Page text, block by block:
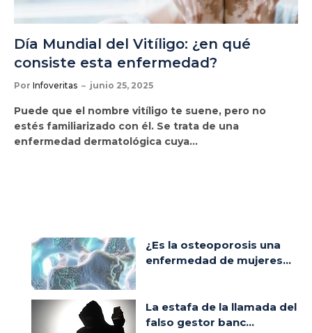
Día Mundial del Vitíligo: ¿en qué
consiste esta enfermedad?
Por Infoveritas junio 25, 2025
Puede que el nombre vitíligo te suene, pero no
estés familiarizado con él. Se trata de una
enfermedad dermatológica cuya…
¿Es la osteoporosis una
enfermedad de mujeres...
La estafa de la llamada del
falso gestor banc...